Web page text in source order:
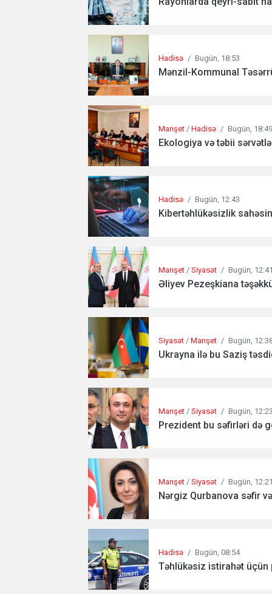
Hadisə / Bugün, 18:53
Mənzil-Kommunal
Manşet / Hadisə / Bugün, 18:49
Ekologiya və təbii
Hadisə / Bugün, 12:43
Kibertəhlükəsizlik
Manşet / Siyasət / Bugün,
Əliyev Pezeşkiana
Siyasət / Manşet / Bugün,
Ukrayna ilə bu Saziş
Manşet / Siyasət / Bugün,
Prezident bu səfirləri də
Manşet / Siyasət / Bugün,
Nərgiz Qurbanova səfir
Hadisə / Bugün, 08:54
Təhlükəsiz istirahət